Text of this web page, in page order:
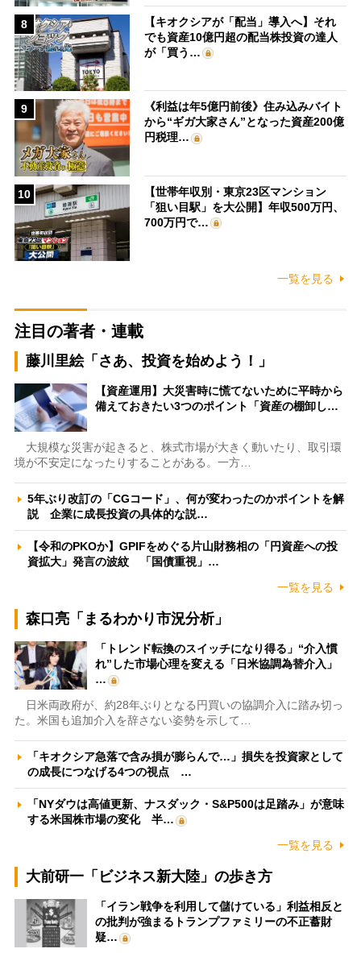
8
【キオクシアが「配当」導入へ】それ
でも資産10億円超の配当株投資の達人
が「買う…
9
《利益は年5億円前後》住み込みバイト
から“ギガ大家さん”となった資産200億
円税理…
10
【世帯年収別・東京23区マンション
「狙い目駅」を大公開】年収500万円、
700万円で…
一覧を見る
注目の著者・連載
藤川里絵「さあ、投資を始めよう！」
【資産運用】大災害時に慌てないために平時から
備えておきたい3つのポイント「資産の棚卸し…
大規模な災害が起きると、株式市場が大きく動いたり、取引環
境が不安定になったりすることがある。一方…
5年ぶり改訂の「CGコード」、何が変わったのかポイントを解
説 企業に成長投資の具体的な説…
【令和のPKOか】GPIFをめぐる片山財務相の「円資産への投
資拡大」発言の波紋 「国債重視」…
一覧を見る
森口亮「まるわかり市況分析」
「トレンド転換のスイッチになり得る」“介入慣
れ”した市場心理を変える「日米協調為替介入」
…
日米両政府が、約28年ぶりとなる円買いの協調介入に踏み切っ
た。米国も追加介入を辞さない姿勢を示して…
「キオクシア急落で含み損が膨らんで…」損失を投資家として
の成長につなげる4つの視点 …
「NYダウは高値更新、ナスダック・S&P500は足踏み」が意味
する米国株市場の変化 半…
一覧を見る
大前研一「ビジネス新大陸」の歩き方
「イラン戦争を利用して儲けている」利益相反と
の批判が強まるトランプファミリーの不正蓄財
疑…